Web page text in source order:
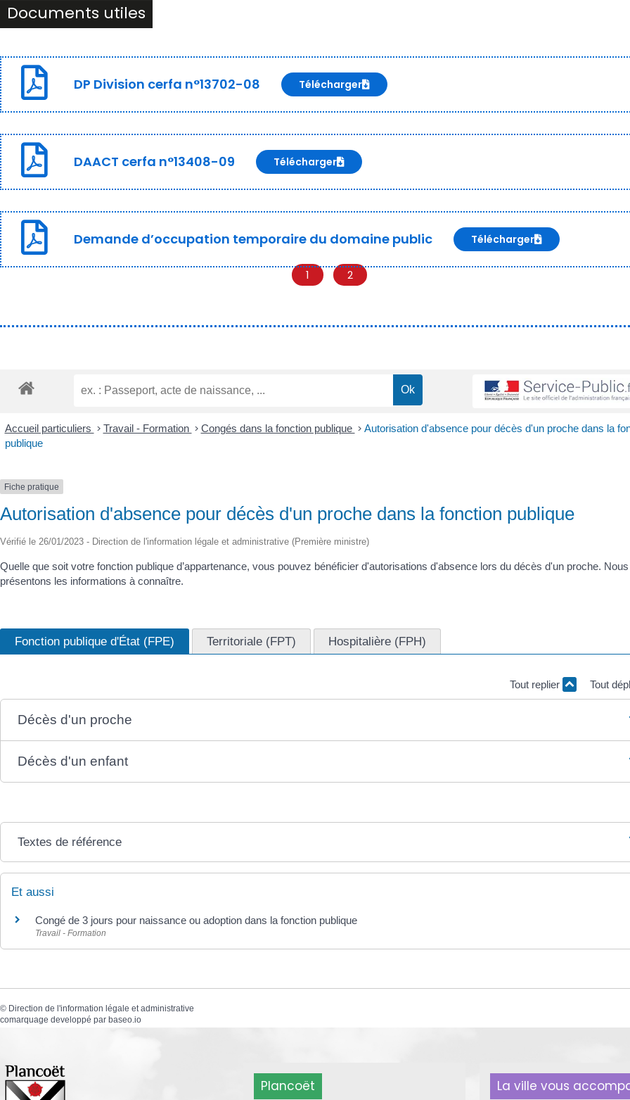
Documents utiles
DP Division cerfa n°13702-08 Télécharger
DAACT cerfa n°13408-09 Télécharger
Demande d’occupation temporaire du domaine public Télécharger
1 2
Accueil particuliers > Travail - Formation > Congés dans la fonction publique > Autorisation d'absence pour décès d'un proche dans la
publique
Fiche pratique
Autorisation d'absence pour décès d'un proche dans la fonction publique
Vérifié le 26/01/2023 - Direction de l'information légale et administrative (Première ministre)
Quelle que soit votre fonction publique d’appartenance, vous pouvez bénéficier d'autorisations d'absence lors du décès d'un proche.
présentons les informations à connaître.
Fonction publique d'État (FPE) Territoriale (FPT) Hospitalière (FPH)
Tout replier Tout
Décès d'un proche
Décès d'un enfant
Textes de référence
Et aussi
Congé de 3 jours pour naissance ou adoption dans la fonction publique
Travail - Formation
© Direction de l'information légale et administrative
comarquage developpé par baseo.io
Plancoët La ville vous